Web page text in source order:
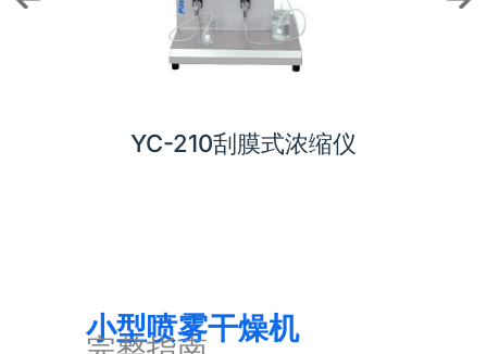
YC-3000喷雾冷冻干燥机
小型喷雾干燥机